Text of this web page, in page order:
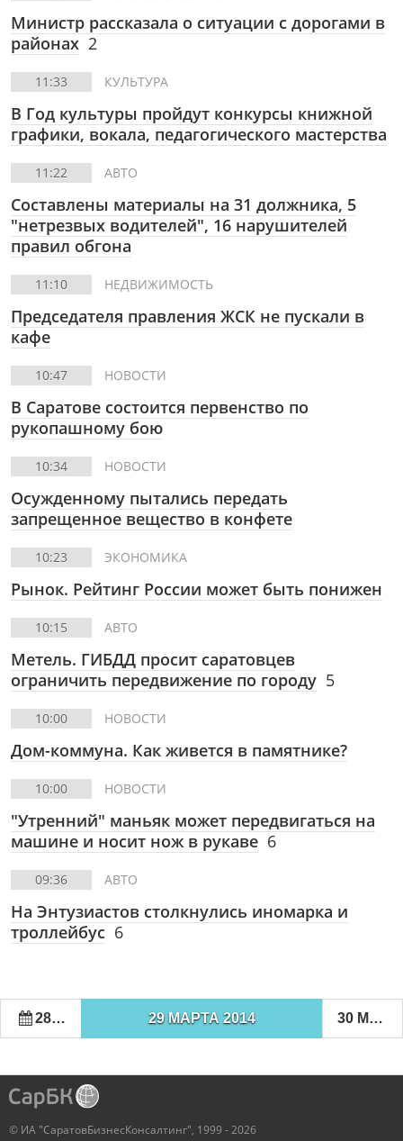
Министр рассказала о ситуации с дорогами в
районах 2
11:33 КУЛЬТУРА
В Год культуры пройдут конкурсы книжной
графики, вокала, педагогического мастерства
11:22 АВТО
Составлены материалы на 31 должника, 5
"нетрезвых водителей", 16 нарушителей
правил обгона
11:10 НЕДВИЖИМОСТЬ
Председателя правления ЖСК не пускали в
кафе
10:47 НОВОСТИ
В Саратове состоится первенство по
рукопашному бою
10:34 НОВОСТИ
Осужденному пытались передать
запрещенное вещество в конфете
10:23 ЭКОНОМИКА
Рынок. Рейтинг России может быть понижен
10:15 АВТО
Метель. ГИБДД просит саратовцев
ограничить передвижение по городу 5
10:00 НОВОСТИ
Дом-коммуна. Как живется в памятнике?
10:00 НОВОСТИ
"Утренний" маньяк может передвигаться на
машине и носит нож в рукаве 6
09:36 АВТО
На Энтузиастов столкнулись иномарка и
троллейбус 6
28 МАРТА 2014 29 МАРТА 2014 30 МАРТА 2014
© ИА "СаратовБизнесКонсалтинг", 1999 - 2026